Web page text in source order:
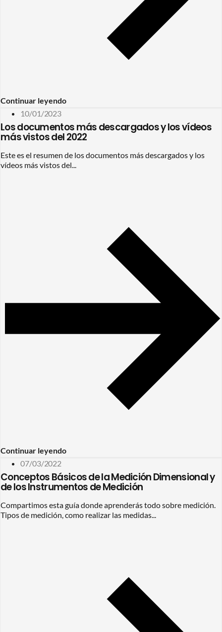
Continuar leyendo
10/01/2023
Los documentos más descargados y los vídeos
más vistos del 2022
Este es el resumen de los documentos más descargados y los
vídeos más vistos del...
Continuar leyendo
07/03/2022
Conceptos Básicos de la Medición Dimensional y
de los Instrumentos de Medición
Compartimos esta guía donde aprenderás todo sobre medición.
Tipos de medición, como realizar las medidas...